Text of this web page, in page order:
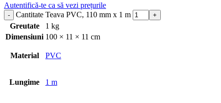
Autentifică-te ca să vezi prețurile
Cantitate Teava PVC, 110 mm x 1 m
Greutate
1 kg
Dimensiuni 100 × 11 × 11 cm
Material PVC
Lungime 1 m